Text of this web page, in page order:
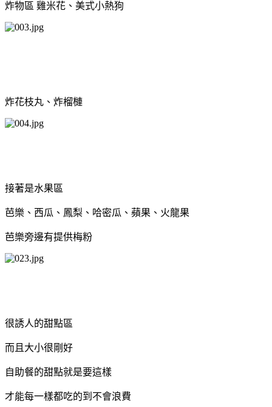
炸物區 雞米花、美式小熱狗
炸花枝丸、炸榴槤
接著是水果區
芭樂、西瓜、鳳梨、哈密瓜、蘋果、火龍果
芭樂旁邊有提供梅粉
很誘人的甜點區
而且大小很剛好
自助餐的甜點就是要這樣
才能每一樣都吃的到不會浪費